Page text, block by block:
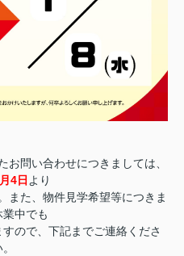
問い合わせにつきましては、
4日 より
また、物件見学希望等につきま
業中でも
ので、下記までご連絡くださ